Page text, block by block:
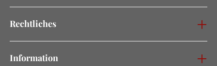
Rechtliches
Information